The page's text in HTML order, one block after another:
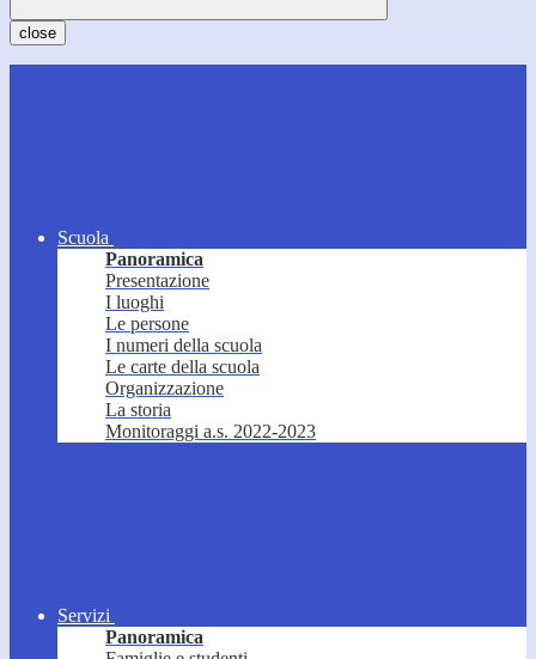
close
Scuola
Panoramica
Presentazione
I luoghi
Le persone
I numeri della scuola
Le carte della scuola
Organizzazione
La storia
Monitoraggi a.s. 2022-2023
Servizi
Panoramica